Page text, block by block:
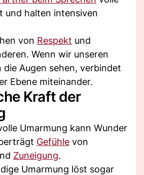
und halten intensiven
von Respekt und
Wenn wir unseren
die Augen sehen, verbindet
Ebene miteinander.
Kraft der
Umarmung kann Wunder
Gefühle von
Zuneigung.
Umarmung löst sogar